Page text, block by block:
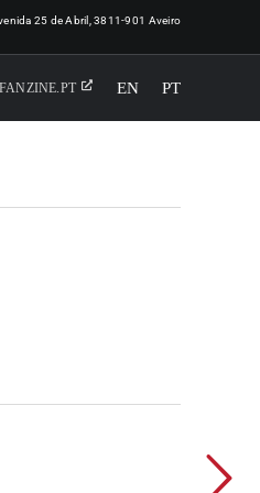
25 de Abril, 3811-901 Aveiro
FANZINE.PT EN PT